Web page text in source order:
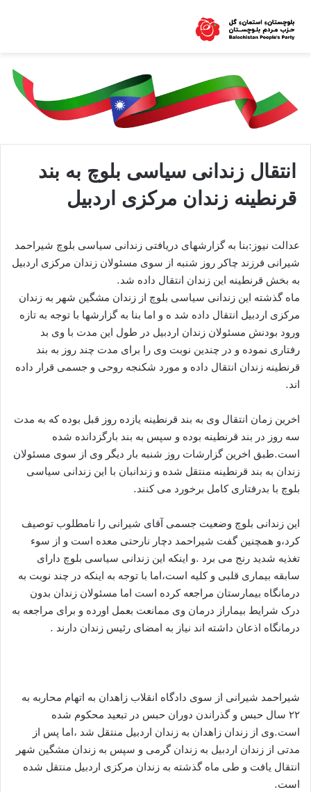
انتقال زندانی سیاسی بلوچ به بند
قرنطینه زندان مرکزی اردبیل
عدالت نیوز:بنا به گزارشهای دریافتی زندانی سیاسی بلوچ شیراحمد
شیرانی فرزند چاکر روز شنبه از سوی مسئولان زندان مرکزی اردبیل
به بخش قرنطینه این زندان انتقال داده شد.
ماه گذشته این زندانی سیاسی بلوچ از زندان مشگین شهر به زندان
مرکزی اردبیل انتقال داده شد ه و اما بنا به گزارشها با توجه به تازه
ورود بودنش مسئولان زندان اردبیل در طول این مدت با وی بد
رفتاری نموده و در چندین نوبت وی را برای مدت چند روز به بند
قرنطینه زندان انتقال داده و مورد شکنجه روحی و جسمی قرار داده
اند.
اخرین زمان انتقال وی به بند قرنطینه یازده روز قبل بوده که به مدت
سه روز در بند قرنطینه بوده و سپس به بند بارگزدانده شده
است.طبق اخرین گزارشات روز شنبه بار دیگر وی از سوی مسئولان
زندان به بند قرنطینه منتقل شده و زندانبان با این زندانی سیاسی
بلوچ با بدرفتاری کامل برخورد می کنند.
این زندانی بلوچ وضعیت جسمی آقای شیرانی را نامطلوب توصیف
کرد،و همچنین گفت شیراحمد دچار نارحتی معده است و از سوء
تغذیه شدید رنج می برد .و اینکه این زندانی سیاسی بلوچ دارای
سابقه بیماری قلبی و کلیه است،اما با توجه به اینکه در چند نوبت به
درمانگاه بیمارستان مراجعه کرده است اما مسئولان زندان بدون
درک شرایط بیماراز درمان وی ممانعت بعمل اورده و برای مراجعه به
درمانگاه اذعان داشته اند نیاز به امضای رئیس زندان دارند .
شیراحمد شیرانی از سوی دادگاه انقلاب زاهدان به اتهام محاربه به
۲۲ سال حبس و گذراندن دوران حبس در تبعید محکوم شده
است.وی از زندان زاهدان به زندان اردبیل منتقل شد ،اما پس از
مدتی از زندان اردبیل به زندان گرمی و سپس به زندان مشگین شهر
انتقال یافت و طی ماه گذشته به زندان مرکزی اردبیل منتقل شده
است.